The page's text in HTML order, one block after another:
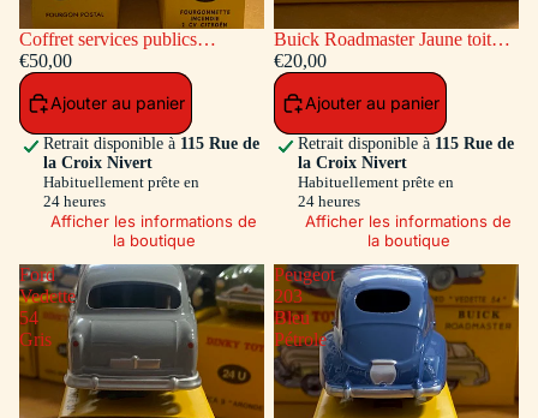
Coffret services publics
voitures: Peugeot Fourgon
Postal - Citroen 2CV incendie
Dinky Toys
€50,00
Ajouter au panier
Retrait disponible à 115 Rue de
la Croix Nivert
Habituellement prête en
24 heures
Afficher les informations de
la boutique
Buick Roadmaster Jaune toit
Vert
€20,00
Ajouter au panier
Retrait disponible à 115 Rue de
la Croix Nivert
Habituellement prête en
24 heures
Afficher les informations de
la boutique
Ford
Vedette
54
Gris
Peugeot
203
Bleu
Pétrole